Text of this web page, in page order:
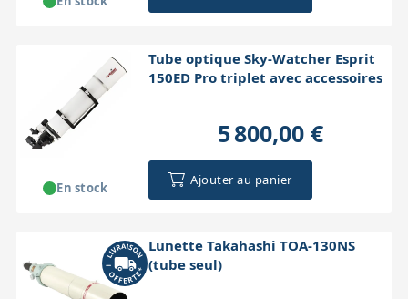
Tube optique Sky-Watcher Esprit
150ED Pro triplet avec accessoires
5 800,00 €
Ajouter au panier
En stock
Lunette Takahashi TOA-130NS
(tube seul)